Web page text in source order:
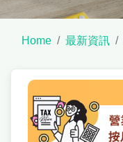
Home 最新資訊